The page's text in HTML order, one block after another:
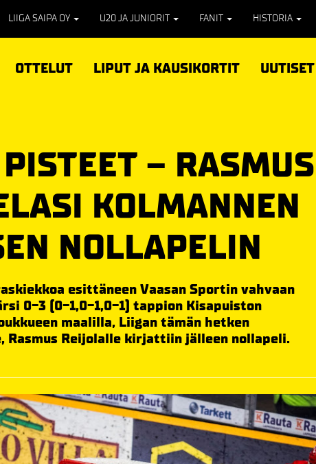
LIIGA SAIPA OY U20 JA JUNIORIT FANIT HISTORIA
OTTELUT LIPUT JA KAUSIKORTIT UUTISET
– RASMUS
KOLMANNEN
NOLLAPELIN
esittäneen Vaasan Sportin vahvaan
0-3 (0-1,0-1,0-1) tappion Kisapuiston
maalilla, Liigan tämän hetken
Rasmus Reijolalle kirjattiin jälleen nollapeli.